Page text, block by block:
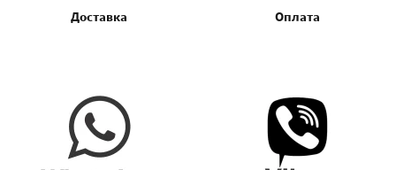
Доставка Оплата